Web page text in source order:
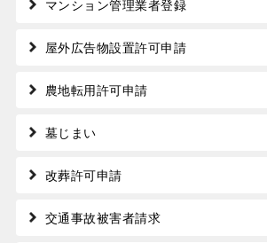
マンション管理業者登録
屋外広告物設置許可申請
農地転用許可申請
墓じまい
改葬許可申請
交通事故被害者請求